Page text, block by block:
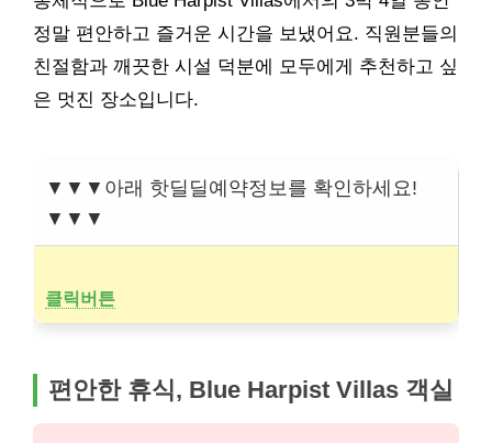
정말 편안하고 즐거운 시간을 보냈어요. 직원분들의
친절함과 깨끗한 시설 덕분에 모두에게 추천하고 싶
은 멋진 장소입니다.
▼▼▼아래 핫딜딜예약정보를 확인하세요!
▼▼▼
클릭버튼
편안한 휴식, Blue Harpist Villas 객실